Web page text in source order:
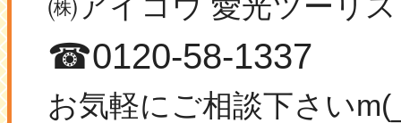
☎0120-58-1337
お気軽にご相談下さい